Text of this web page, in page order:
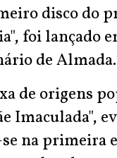
disco do
foi lançado
de Almada.
de origens
Imaculada",
na primeira